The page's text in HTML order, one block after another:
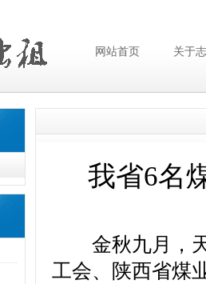
网站首页 关于
我省6名
金秋九月，天
工会、陕西省煤